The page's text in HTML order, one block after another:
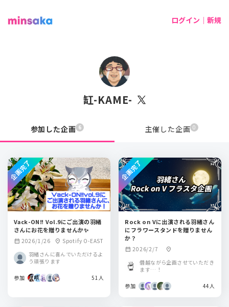
ログイン｜新規
缸-KAME-
参加した企画 6 主催した企画 0
Vack-ON‼︎ Vol.9にご出演の羽緒
さんにお花を贈りませんか✨
calendar_month 2026/1/26 location_on Spotify O-EAST
羽緒さんに喜んでいただけるよ
う頑張ります
参加 51人
企画完了
Rock on Vに出演される羽緒さん
にフラワースタンドを贈りません
か？
calendar_month 2026/2/7 location_on
僭越ながら企画させていただき
ます…！
参加 44人
企画完了